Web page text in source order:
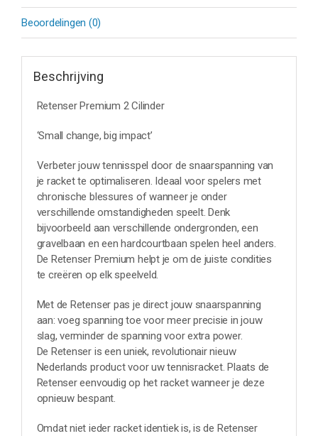
Beoordelingen (0)
Beschrijving
Retenser Premium 2 Cilinder
‘Small change, big impact’
Verbeter jouw tennisspel door de snaarspanning van
je racket te optimaliseren. Ideaal voor spelers met
chronische blessures of wanneer je onder
verschillende omstandigheden speelt. Denk
bijvoorbeeld aan verschillende ondergronden, een
gravelbaan en een hardcourtbaan spelen heel anders.
De Retenser Premium helpt je om de juiste condities
te creëren op elk speelveld.
Met de Retenser pas je direct jouw snaarspanning
aan: voeg spanning toe voor meer precisie in jouw
slag, verminder de spanning voor extra power.
De Retenser is een uniek, revolutionair nieuw
Nederlands product voor uw tennisracket. Plaats de
Retenser eenvoudig op het racket wanneer je deze
opnieuw bespant.
Omdat niet ieder racket identiek is, is de Retenser